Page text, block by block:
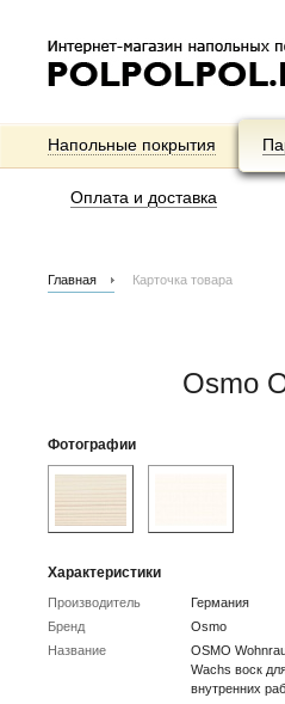
Напольные покрытия
Оплата и доставка
Главная Карточка товара
Osmo
Фотографии
Характеристики
Производитель
Германия
Бренд
Osmo
Название
OSMO
Wachs воск
внутренних